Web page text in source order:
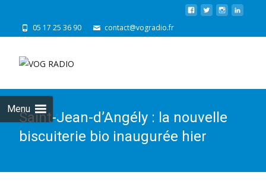
05 17 25 36 90 contact@vogradio.fr
Menu
Saint-Jean-d’Angély : la nouvelle
biscuiterie bio inaugurée hier